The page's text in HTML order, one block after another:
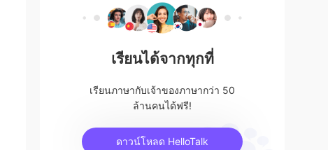
เรียนได้จากทุกที่
เรียนภาษากับเจ้าของภาษากว่า 50
ล้านคนได้ฟรี!
ดาวน์โหลด HelloTalk